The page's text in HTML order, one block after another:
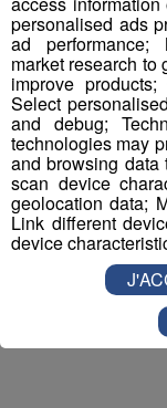
Groupe
personalised ads
ad performance;
market research to
improve
Select
and debug;
technologies may
and browsing
scan device
geolocation data;
Link different
device